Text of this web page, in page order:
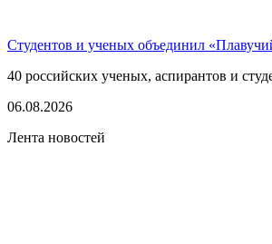
Студентов и ученых объединил
40 российских ученых, аспирантов и
06.08.2026
Лента новостей